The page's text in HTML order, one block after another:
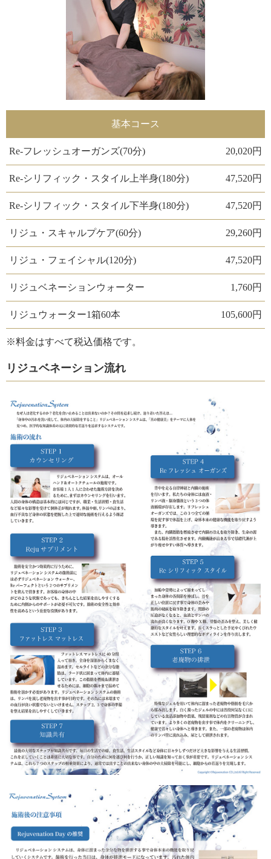
基本コース
Re-フレッシュオーガンズ(70分) 20,020円
Re-シリフィック・スタイル上半身(180分) 47,520円
Re-シリフィック・スタイル下半身(180分) 47,520円
リジュ・スキャルプケア(60分) 29,260円
リジュ・フェイシャル(120分) 47,520円
リジュベネーションウォーター 1,760円
リジュウォーター1箱60本 105,600円
※料金はすべて税込価格です。
リジュベネーション流れ